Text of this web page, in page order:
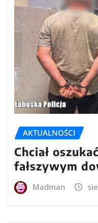
AKTUALNOŚCI
Chciał
fałszywym
Madman